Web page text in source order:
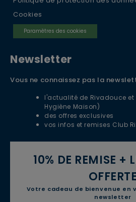
Cookies
Paramètres des cookies
Newsletter
Vous ne connaissez pas la
l'actualité de Rivadouce
Hygiène Maison)
des offres exclusives
vos infos et remises Club
10% DE REMISE +
OFFERTE
Votre cadeau de bienvenue en
newsletter